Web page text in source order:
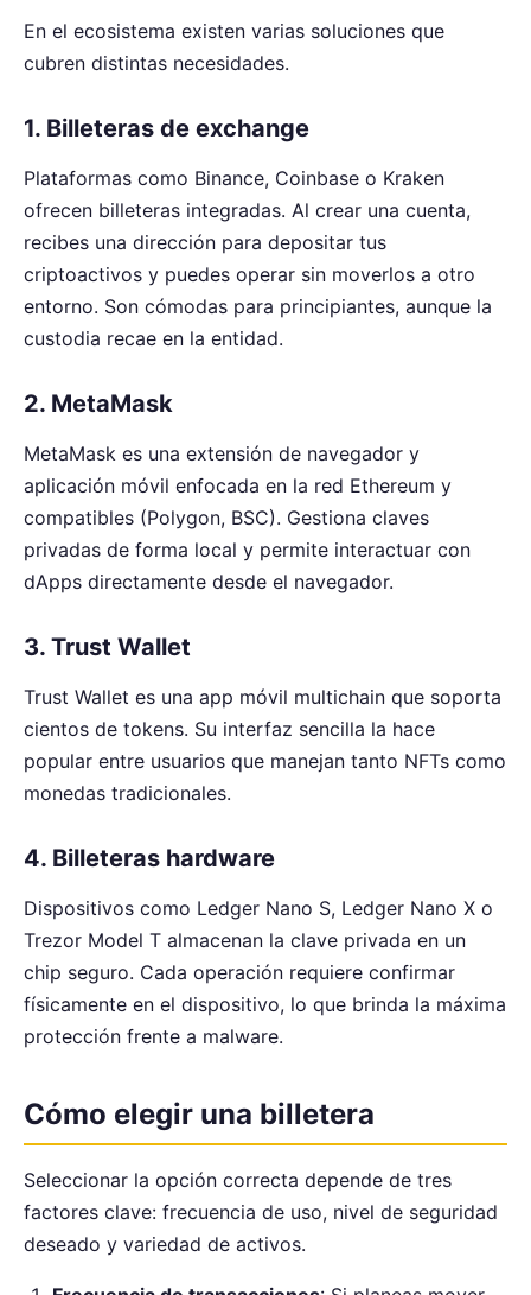
En el ecosistema existen varias soluciones que
cubren distintas necesidades.
1. Billeteras de exchange
Plataformas como Binance, Coinbase o Kraken
ofrecen billeteras integradas. Al crear una cuenta,
recibes una dirección para depositar tus
criptoactivos y puedes operar sin moverlos a otro
entorno. Son cómodas para principiantes, aunque la
custodia recae en la entidad.
2. MetaMask
MetaMask es una extensión de navegador y
aplicación móvil enfocada en la red Ethereum y
compatibles (Polygon, BSC). Gestiona claves
privadas de forma local y permite interactuar con
dApps directamente desde el navegador.
3. Trust Wallet
Trust Wallet es una app móvil multichain que soporta
cientos de tokens. Su interfaz sencilla la hace
popular entre usuarios que manejan tanto NFTs como
monedas tradicionales.
4. Billeteras hardware
Dispositivos como Ledger Nano S, Ledger Nano X o
Trezor Model T almacenan la clave privada en un
chip seguro. Cada operación requiere confirmar
físicamente en el dispositivo, lo que brinda la máxima
protección frente a malware.
Cómo elegir una billetera
Seleccionar la opción correcta depende de tres
factores clave: frecuencia de uso, nivel de seguridad
deseado y variedad de activos.